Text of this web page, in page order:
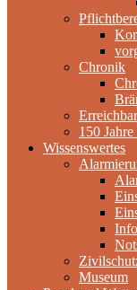
Chronik
150
Wissenswertes
Museum